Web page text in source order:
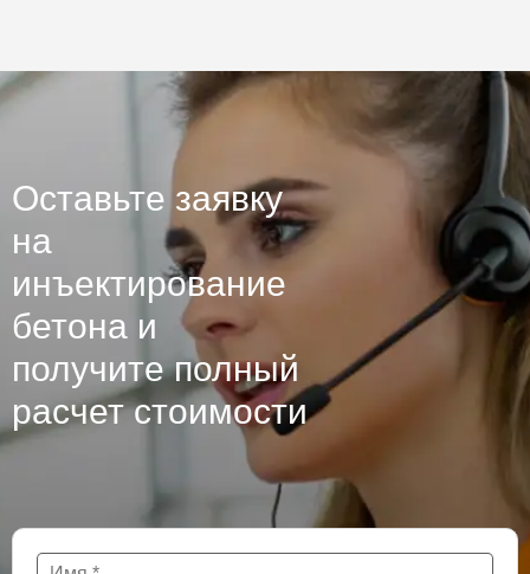
Оставьте заявку
на
инъектирование
бетона и
получите полный
расчет стоимости